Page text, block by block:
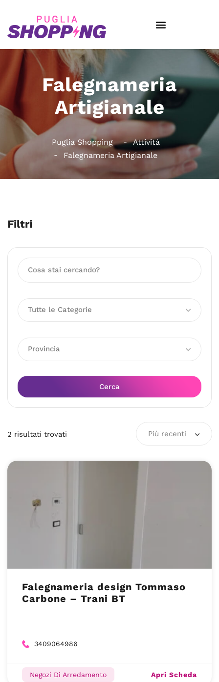
Falegnameria
Artigianale
Puglia Shopping
Attività
Falegnameria Artigianale
Filtri
Tutte le Categorie
Provincia
Cerca
2 risultati trovati Più recenti
Falegnameria design Tommaso
Carbone – Trani BT
3409064986
Negozi Di Arredamento Apri Scheda